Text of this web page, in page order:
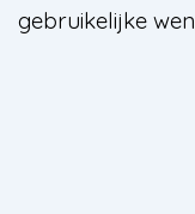
gebruikelijke